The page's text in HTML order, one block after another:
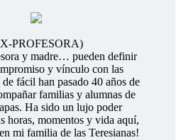
PROFESORA)
y madre… pueden definir
y vínculo con las
fácil han pasado 40 años de
familias y alumnas de
Ha sido un lujo poder
horas, momentos y vida aquí,
mi familia de las Teresianas!